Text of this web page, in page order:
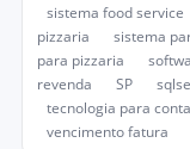
sistema food service
pizzaria
sistema
para pizzaria
revenda
SP
tecnologia para
vencimento fatura